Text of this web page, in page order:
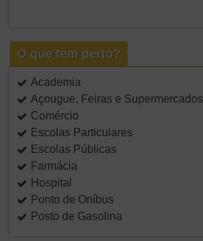
O que tem perto?
Academia
Açougue, Feiras e Supermercados
Comércio
Escolas Particulares
Escolas Públicas
Farmácia
Hospital
Ponto de Oníbus
Posto de Gasolina